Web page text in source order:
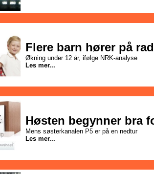
Flere barn hører på
Økning under 12 år, ifølge NRK-analyse
Les mer...
Høsten begynner bra
Mens søsterkanalen P5 er på en nedtur
Les mer...